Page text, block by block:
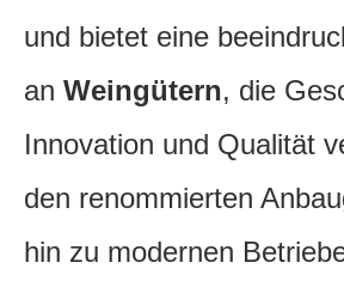
und bietet eine
an Weingütern, die
Innovation und Qualität
den renommierten
hin zu modernen